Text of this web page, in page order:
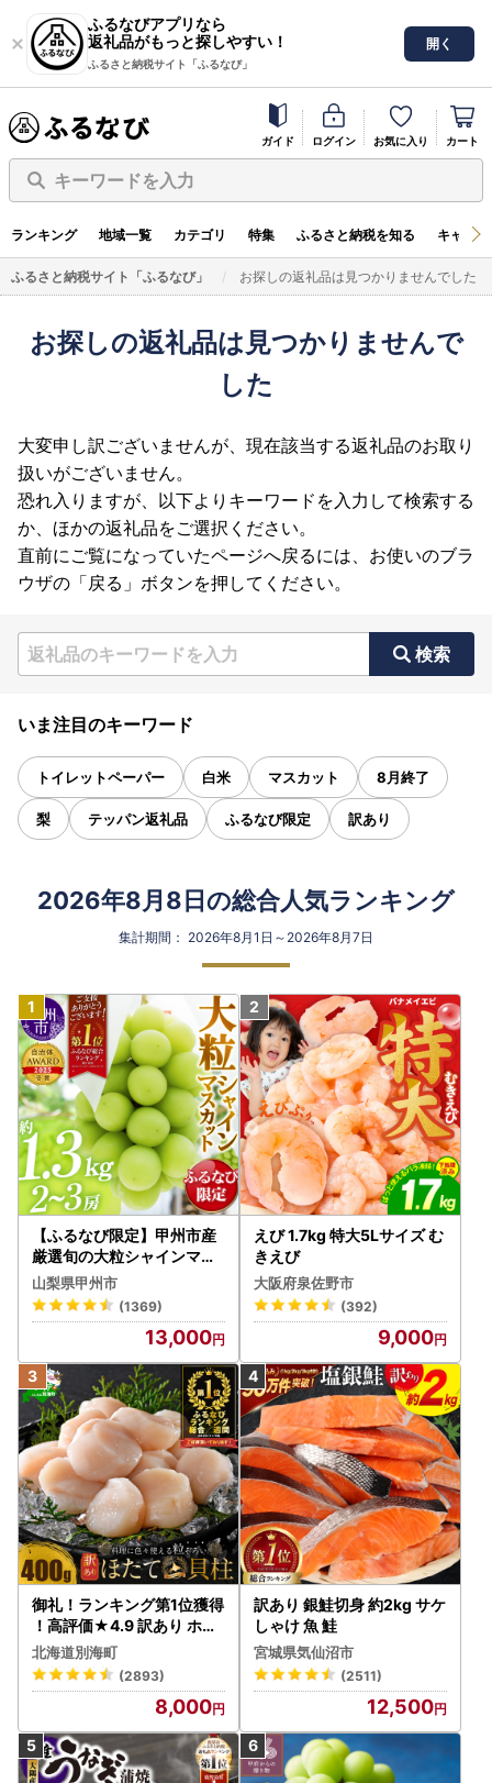
ふるなびアプリなら
返礼品がもっと探しやすい！
ふるさと納税サイト「ふるなび」
開く
ガイド ログイン お気に入り カート
キーワードを入力
ランキング 地域一覧 カテゴリ 特集 ふるさと納税を知る キャン
ふるさと納税サイト「ふるなび」 お探しの返礼品は見つかりませんでした
お探しの返礼品は見つかりませんで
した
大変申し訳ございませんが、現在該当する返礼品のお取り
扱いがございません。
恐れ入りますが、以下よりキーワードを入力して検索する
か、ほかの返礼品をご選択ください。
直前にご覧になっていたページへ戻るには、お使いのブラ
ウザの「戻る」ボタンを押してください。
検索
いま注目のキーワード
トイレットペーパー 白米 マスカット 8月終了
梨 テッパン返礼品 ふるなび限定 訳あり
2026年8月8日の総合人気ランキング
集計期間： 2026年8月1日～2026年8月7日
【ふるなび限定】甲州市産
厳選旬の大粒シャインマス
カット 約1.3kg 2～3房【2
026年発送】（MG）B12-
472 FN-Limited-VO シャ
インマスカット フルーツ
山梨県甲州市
(1369)
13,000
えび 1.7kg 特大5Lサイズ む
きえび
大阪府泉佐野市
(392)
9,000
御礼！ランキング第1位獲得
！高評価★4.9 訳あり ホタ
テ 400g（ほたて 帆立 貝柱
冷凍 ）
北海道別海町
(2893)
8,000
訳あり 銀鮭切身 約2kg サケ
しゃけ 魚 鮭
宮城県気仙沼市
(2511)
12,500